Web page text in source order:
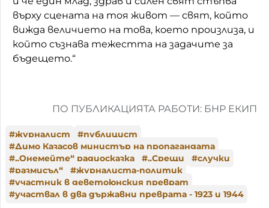
върху сцената на тоя живот — свят, който
вижда величието на това, което произлиза, и
който съзнава тежестта на задачите за
бъдещето.“
ПО ПУБЛИКАЦИЯТА РАБОТИ: БНР ЕКИП
#журналист #публицист
#Димо Казасов министър на пропагандата
#„Онемейте“ радиосказка #„Срещи #случки
#размисъл“ #журналиста-политик
#участник в деветоюнския преврат
#участвал в два държавни преврата - 1923 и 1944